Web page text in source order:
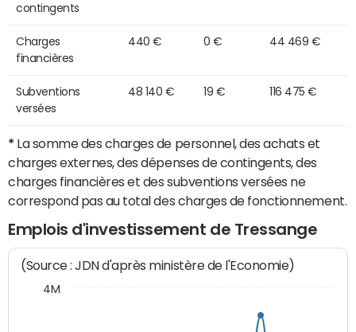
contingents
Charges
financières
440 € 0 € 44 469 €
Subventions
versées
48 140 € 19 € 116 475 €
* La somme des charges de personnel, des achats et
charges externes, des dépenses de contingents, des
charges financières et des subventions versées ne
correspond pas au total des charges de fonctionnement.
Emplois d'investissement de Tressange
(Source : JDN d'après ministère de l'Economie)
4M